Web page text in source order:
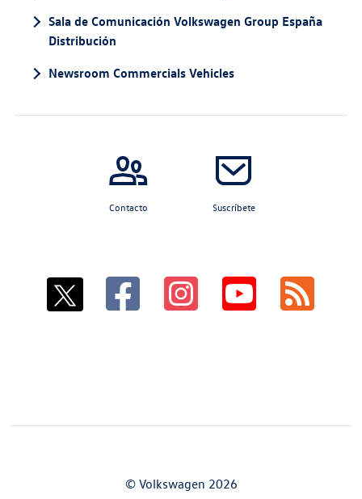
Sala de Comunicación Volkswagen Group España
Distribución
Newsroom Commercials Vehicles
Contacto Suscríbete
© Volkswagen 2026